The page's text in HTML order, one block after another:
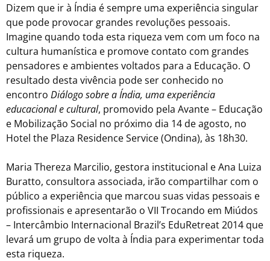
Dizem que ir à Índia é sempre uma experiência singular
que pode provocar grandes revoluções pessoais.
Imagine quando toda esta riqueza vem com um foco na
cultura humanística e promove contato com grandes
pensadores e ambientes voltados para a Educação. O
resultado desta vivência pode ser conhecido no
encontro Diálogo sobre a Índia, uma experiência
educacional e cultural, promovido pela Avante – Educação
e Mobilização Social no próximo dia 14 de agosto, no
Hotel the Plaza Residence Service (Ondina), às 18h30.
Maria Thereza Marcilio, gestora institucional e Ana Luiza
Buratto, consultora associada, irão compartilhar com o
público a experiência que marcou suas vidas pessoais e
profissionais e apresentarão o VII Trocando em Miúdos
– Intercâmbio Internacional Brazil’s EduRetreat 2014 que
levará um grupo de volta à Índia para experimentar toda
esta riqueza.